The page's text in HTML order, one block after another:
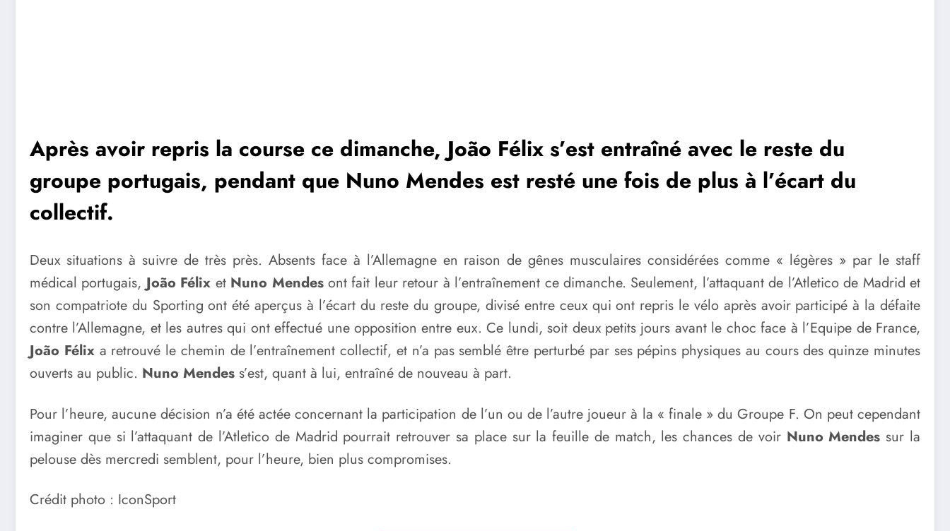
Après avoir repris la course ce dimanche, João Félix s’est entraîné avec le reste du
groupe portugais, pendant que Nuno Mendes est resté une fois de plus à l’écart du
collectif.
Deux situations à suivre de très près. Absents face à l’Allemagne en raison de gênes musculaires considérées comme « légères » par le staff
médical portugais,João Félix et Nuno Mendesont fait leur retour à l’entraînement ce dimanche. Seulement, l’attaquant de l’Atletico de Madrid et
son compatriote du Sporting ont été aperçus à l’écart du reste du groupe, divisé entre ceux qui ont repris le vélo après avoir participé à la défaite
contre l’Allemagne, et les autres qui ont effectué une opposition entre eux. Ce lundi, soit deux petits jours avant le choc face à l’Equipe de France,
João Félixa retrouvé le chemin de l’entraînement collectif, et n’a pas semblé être perturbé par ses pépins physiques au cours des quinze minutes
ouverts au public. Nuno Mendes s’est, quant à lui, entraîné de nouveau à part.
Pour l’heure, aucune décision n’a été actée concernant la participation de l’un ou de l’autre joueur à la « finale » du Groupe F. On peut cependant
imaginer que si l’attaquant de l’Atletico de Madrid pourrait retrouver sa place sur la feuille de match, les chances de voir Nuno Mendes sur la
pelouse dès mercredi semblent, pour l’heure, bien plus compromises.
Crédit photo : IconSport